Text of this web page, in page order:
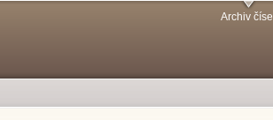
Archiv čísel